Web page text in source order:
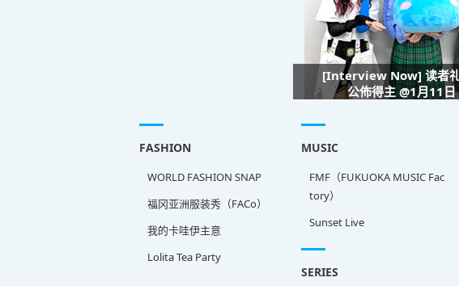
[Interview Now] 读者
公佈得主 @1月11日
FASHION
WORLD FASHION SNAP
福冈亚洲服装秀（FACo）
我的卡哇伊主意
Lolita Tea Party
MUSIC
FMF（FUKUOKA MUSIC Fac
tory）
Sunset Live
SERIES